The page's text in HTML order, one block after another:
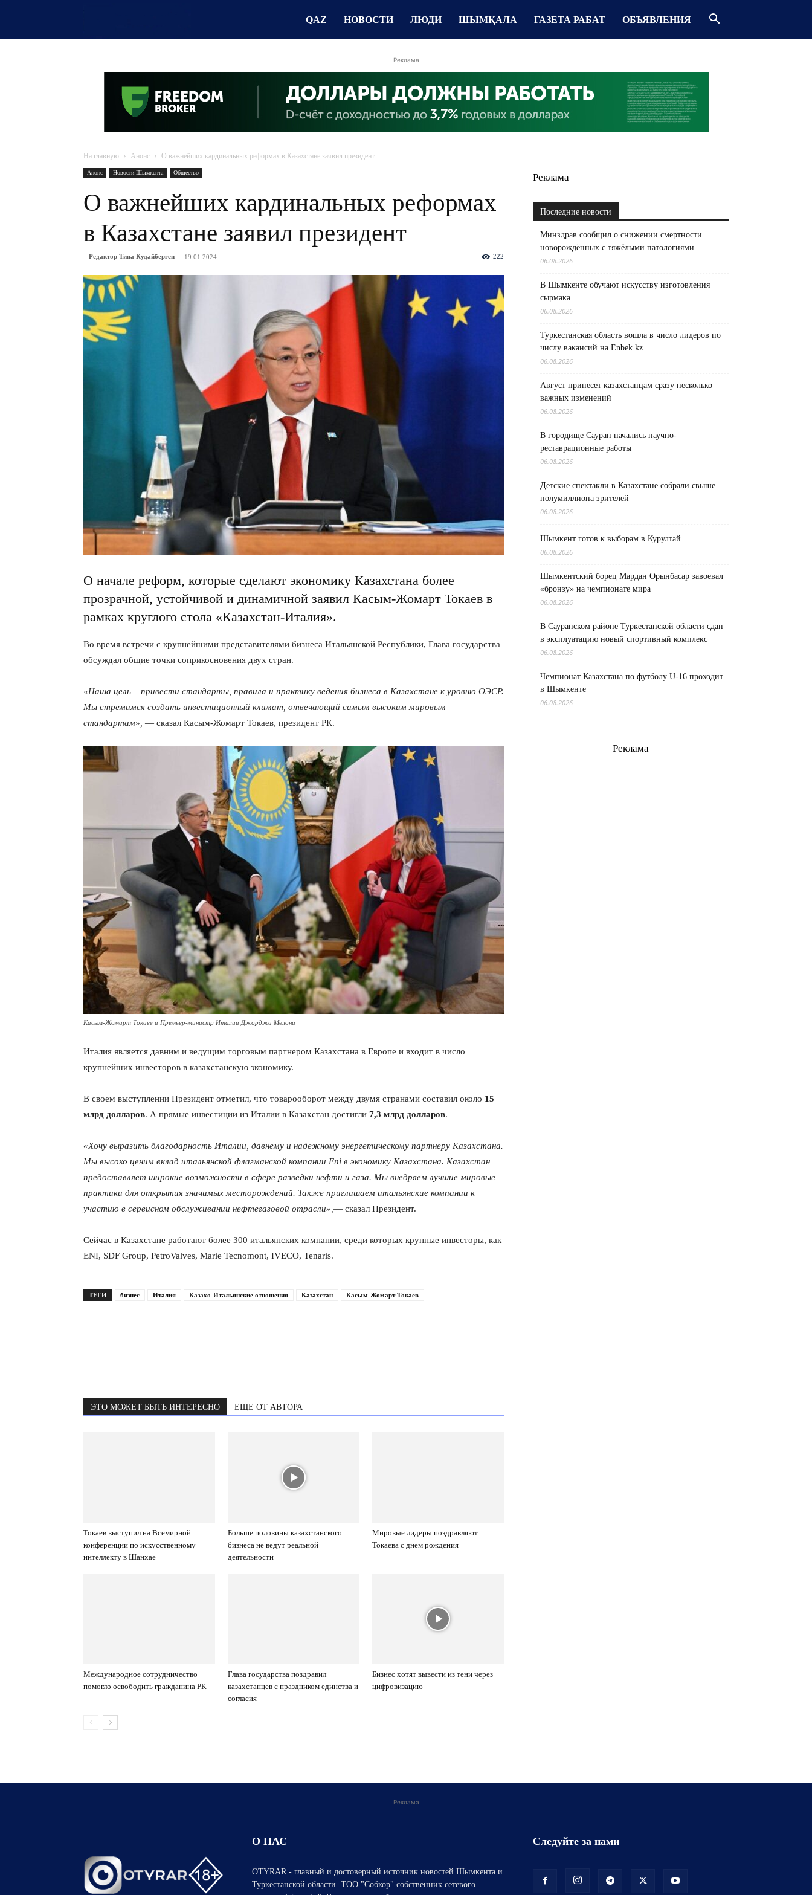
QAZ НОВОСТИ ЛЮДИ ШЫМҚАЛА ГАЗЕТА РАБАТ ОБЪЯВЛЕНИЯ
Реклама
На главную Анонс О важнейших кардинальных реформах в Казахстане заявил президент
Анонс Новости Шымкента Общество
О важнейших кардинальных реформах
в Казахстане заявил президент
- Редактор Тина Кудайберген - 19.01.2024 222
О начале реформ, которые сделают экономику Казахстана более
прозрачной, устойчивой и динамичной заявил Касым-Жомарт Токаев в
рамках круглого стола «Казахстан-Италия».
Во время встречи с крупнейшими представителями бизнеса Итальянской Республики, Глава государства
обсуждал общие точки соприкосновения двух стран.
«Наша цель – привести стандарты, правила и практику ведения бизнеса в Казахстане к уровню ОЭСР.
Мы стремимся создать инвестиционный климат, отвечающий самым высоким мировым
стандартам», — сказал Касым-Жомарт Токаев, президент РК.
Касым-Жомарт Токаев и Премьер-министр Италии Джорджа Мелони
Италия является давним и ведущим торговым партнером Казахстана в Европе и входит в число
крупнейших инвесторов в казахстанскую экономику.
В своем выступлении Президент отметил, что товарооборот между двумя странами составил около 15
млрд долларов. А прямые инвестиции из Италии в Казахстан достигли 7,3 млрд долларов.
«Хочу выразить благодарность Италии, давнему и надежному энергетическому партнеру Казахстана.
Мы высоко ценим вклад итальянской флагманской компании Eni в экономику Казахстана. Казахстан
предоставляет широкие возможности в сфере разведки нефти и газа. Мы внедряем лучшие мировые
практики для открытия значимых месторождений. Также приглашаем итальянские компании к
участию в сервисном обслуживании нефтегазовой отрасли», — сказал Президент.
Сейчас в Казахстане работают более 300 итальянских компании, среди которых крупные инвесторы, как
ENI, SDF Group, PetroValves, Marie Tecnomont, IVECO, Tenaris.
ТЕГИ бизнес Италия Казахо-Итальянские отношения Казахстан Касым-Жомарт Токаев
ЭТО МОЖЕТ БЫТЬ ИНТЕРЕСНО ЕЩЕ ОТ АВТОРА
Токаев выступил на Всемирной
конференции по искусственному
интеллекту в Шанхае
Больше половины казахстанского
бизнеса не ведут реальной
деятельности
Мировые лидеры поздравляют
Токаева с днем рождения
Международное сотрудничество
помогло освободить гражданина РК
Глава государства поздравил
казахстанцев с праздником единства и
согласия
Бизнес хотят вывести из тени через
цифровизацию
Реклама
Последние новости
Минздрав сообщил о снижении смертности
новорождённых с тяжёлыми патологиями
06.08.2026
В Шымкенте обучают искусству изготовления
сырмака
06.08.2026
Туркестанская область вошла в число лидеров по
числу вакансий на Enbek.kz
06.08.2026
Август принесет казахстанцам сразу несколько
важных изменений
06.08.2026
В городище Сауран начались научно-
реставрационные работы
06.08.2026
Детские спектакли в Казахстане собрали свыше
полумиллиона зрителей
06.08.2026
Шымкент готов к выборам в Курултай
06.08.2026
Шымкентский борец Мардан Орынбасар завоевал
«бронзу» на чемпионате мира
06.08.2026
В Сауранском районе Туркестанской области сдан
в эксплуатацию новый спортивный комплекс
06.08.2026
Чемпионат Казахстана по футболу U-16 проходит
в Шымкенте
06.08.2026
Реклама
Реклама
О НАС
OTYRAR - главный и достоверный источник новостей Шымкента и
Туркестанской области. ТОО "Собкор" собственник сетевого
Следуйте за нами